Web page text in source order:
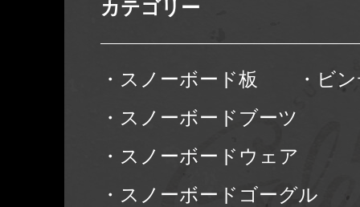
カテゴリー
・スノーボード板
・ビ
・スノーボードブーツ
・スノーボードウェア
・スノーボードゴーグル